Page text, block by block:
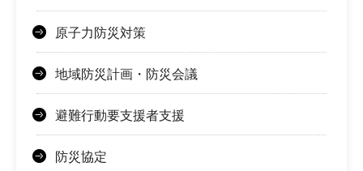
原子力防災対策
地域防災計画・防災会議
避難行動要支援者支援
防災協定